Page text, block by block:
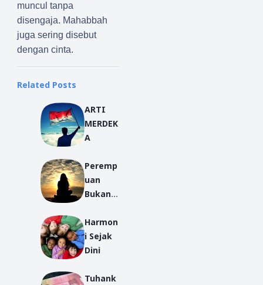
muncul tanpa
disengaja. Mahabbah
juga sering disebut
dengan cinta.
Related Posts
ARTI
MERDEK
A
Peremp
uan
Bukan
Nafsu
Harmon
i Sejak
Dini
Tuhank